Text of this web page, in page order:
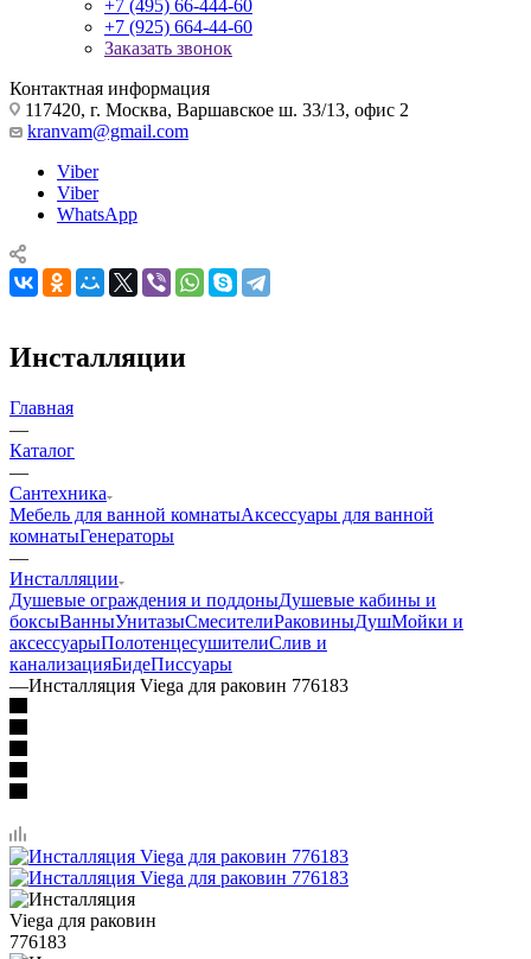
+7 (495) 66-444-60
+7 (925) 664-44-60
Заказать звонок
Контактная информация
117420, г. Москва, Варшавское ш. 33/13, офис 2
kranvam@gmail.com
Viber
Viber
WhatsApp
Инсталляции
Главная
—
Каталог
—
Сантехника
Мебель для ванной комнатыАксессуары для ванной
комнатыГенераторы
—
Инсталляции
Душевые ограждения и поддоныДушевые кабины и
боксыВанныУнитазыСмесителиРаковиныДушМойки и
аксессуарыПолотенцесушителиСлив и
канализацияБидеПиссуары
—Инсталляция Viega для раковин 776183